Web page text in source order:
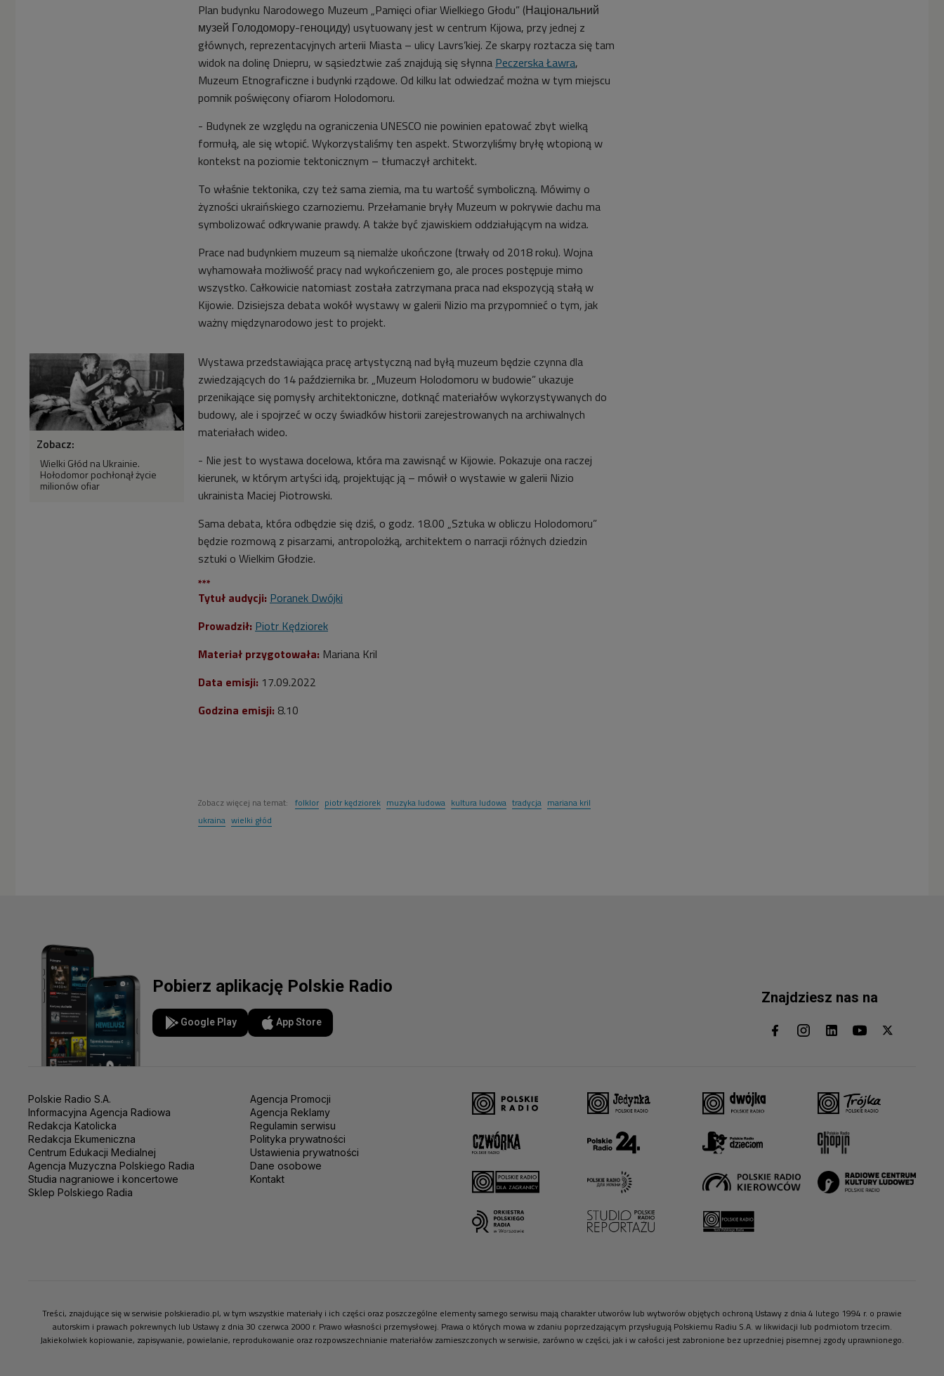
Plan budynku Narodowego Muzeum „Pamięci ofiar Wielkiego Głodu” (Національний
музей Голодомору-геноциду) usytuowany jest w centrum Kijowa, przy jednej z
głównych, reprezentacyjnych arterii Miasta – ulicy Lavrs’kiej. Ze skarpy roztacza się tam
widok na dolinę Dniepru, w sąsiedztwie zaś znajdują się słynna Peczerska Ławra,
Muzeum Etnograficzne i budynki rządowe. Od kilku lat odwiedzać można w tym miejscu
pomnik poświęcony ofiarom Holodomoru.
- Budynek ze względu na ograniczenia UNESCO nie powinien epatować zbyt wielką
formułą, ale się wtopić. Wykorzystaliśmy ten aspekt. Stworzyliśmy bryłę wtopioną w
kontekst na poziomie tektonicznym – tłumaczył architekt.
To właśnie tektonika, czy też sama ziemia, ma tu wartość symboliczną. Mówimy o
żyzności ukraińskiego czarnoziemu. Przełamanie bryły Muzeum w pokrywie dachu ma
symbolizować odkrywanie prawdy. A także być zjawiskiem oddziałującym na widza.
Prace nad budynkiem muzeum są niemalże ukończone (trwały od 2018 roku). Wojna
wyhamowała możliwość pracy nad wykończeniem go, ale proces postępuje mimo
wszystko. Całkowicie natomiast została zatrzymana praca nad ekspozycją stałą w
Kijowie. Dzisiejsza debata wokół wystawy w galerii Nizio ma przypomnieć o tym, jak
ważny międzynarodowo jest to projekt.
Zobacz:
Wielki Głód na Ukrainie.
Hołodomor pochłonął życie
milionów ofiar
Wystawa przedstawiająca pracę artystyczną nad byłą muzeum będzie czynna dla
zwiedzających do 14 października br. „Muzeum Holodomoru w budowie” ukazuje
przenikające się pomysły architektoniczne, dotknąć materiałów wykorzystywanych do
budowy, ale i spojrzeć w oczy świadków historii zarejestrowanych na archiwalnych
materiałach wideo.
- Nie jest to wystawa docelowa, która ma zawisnąć w Kijowie. Pokazuje ona raczej
kierunek, w którym artyści idą, projektując ją – mówił o wystawie w galerii Nizio
ukrainista Maciej Piotrowski.
Sama debata, która odbędzie się dziś, o godz. 18.00 „Sztuka w obliczu Holodomoru”
będzie rozmową z pisarzami, antropolożką, architektem o narracji różnych dziedzin
sztuki o Wielkim Głodzie.
***
Tytuł audycji: Poranek Dwójki
Prowadził: Piotr Kędziorek
Materiał przygotowała: Mariana Kril
Data emisji: 17.09.2022
Godzina emisji: 8.10
Zobacz więcej na temat: folklor piotr kędziorek muzyka ludowa kultura ludowa tradycja mariana kril
ukraina wielki głód
Pobierz aplikację Polskie Radio
Google Play App Store
Znajdziesz nas na
Polskie Radio S.A.
Informacyjna Agencja Radiowa
Redakcja Katolicka
Redakcja Ekumeniczna
Centrum Edukacji Medialnej
Agencja Muzyczna Polskiego Radia
Studia nagraniowe i koncertowe
Sklep Polskiego Radia
Agencja Promocji
Agencja Reklamy
Regulamin serwisu
Polityka prywatności
Ustawienia prywatności
Dane osobowe
Kontakt
Treści, znajdujące się w serwisie polskieradio.pl, w tym wszystkie materiały i ich części oraz poszczególne elementy samego serwisu mają charakter utworów lub wytworów objętych ochroną Ustawy z dnia 4 lutego 1994 r. o prawie
autorskim i prawach pokrewnych lub Ustawy z dnia 30 czerwca 2000 r. Prawo własności przemysłowej. Prawa o których mowa w zdaniu poprzedzającym przysługują Polskiemu Radiu S.A. w likwidacji lub podmiotom trzecim.
Jakiekolwiek kopiowanie, zapisywanie, powielanie, reprodukowanie oraz rozpowszechnianie materiałów zamieszczonych w serwisie, zarówno w części, jak i w całości jest zabronione bez uprzedniej pisemnej zgody uprawnionego.